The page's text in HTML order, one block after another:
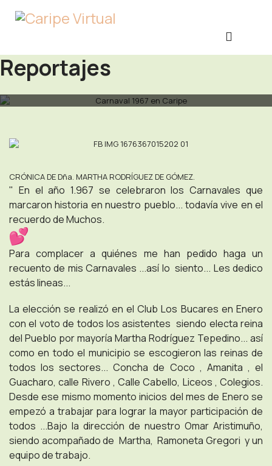
Reportajes
CRÓNICA DE Dña. MARTHA RODRÍGUEZ DE GÓMEZ.
" En el año 1.967 se celebraron los Carnavales que
marcaron historia en nuestro pueblo... todavía vive en el
recuerdo de Muchos.
Para complacer a quiénes me han pedido haga un
recuento de mis Carnavales ...así lo siento... Les dedico
estás lineas...
La elección se realizó en el Club Los Bucares en Enero
con el voto de todos los asistentes siendo electa reina
del Pueblo por mayoría Martha Rodríguez Tepedino... así
como en todo el municipio se escogieron las reinas de
todos los sectores... Concha de Coco , Amanita , el
Guacharo, calle Rivero , Calle Cabello, Liceos , Colegios.
Desde ese mismo momento inicios del mes de Enero se
empezó a trabajar para lograr la mayor participación de
todos ...Bajo la dirección de nuestro Omar Aristimuño,
siendo acompañado de Martha, Ramoneta Gregori y un
equipo de trabajo.